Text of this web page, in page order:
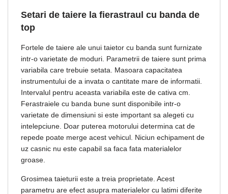
Setari de taiere la fierastraul cu banda de
top
Fortele de taiere ale unui taietor cu banda sunt furnizate
intr-o varietate de moduri. Parametrii de taiere sunt prima
variabila care trebuie setata. Masoara capacitatea
instrumentului de a invata o cantitate mare de informatii.
Intervalul pentru aceasta variabila este de cativa cm.
Ferastraiele cu banda bune sunt disponibile intr-o
varietate de dimensiuni si este important sa alegeti cu
intelepciune. Doar puterea motorului determina cat de
repede poate merge acest vehicul. Niciun echipament de
uz casnic nu este capabil sa faca fata materialelor
groase.
Grosimea taieturii este a treia proprietate. Acest
parametru are efect asupra materialelor cu latimi diferite